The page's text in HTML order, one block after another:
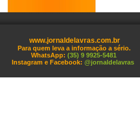
www.jornaldelavras.com.br
Para quem leva a informação a sério.
WhatsApp: (35) 9 9925-5481
Instagram e Facebook: @jornaldelavras